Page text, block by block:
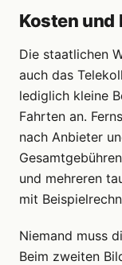
Kosten und
Die staatlichen
auch das
lediglich kleine
Fahrten an.
nach Anbieter
und mehreren
mit
Niemand muss
Beim zweiten